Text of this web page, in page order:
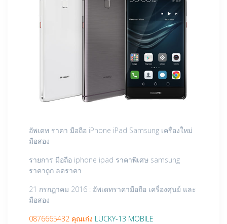
อัพเดท ราคา มือถือ iPhone iPad Samsung เครื่องใหม่
มือสอง
รายการ มือถือ iphone ipad ราคาพิเศษ samsung
ราคาถูก ลดราคา
21 กรกฎาคม 2016 : อัพเดทราคามือถือ เครื่องศุนย์ และ
มือสอง
0876665432 คุณเก่ง LUCKY-13 MOBILE